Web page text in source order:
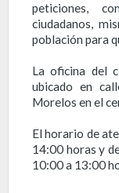
peticiones,
ciudadanos,
población para
La oficina del
ubicado en
Morelos en el
El horario de
14:00 horas y
10:00 a 13:00